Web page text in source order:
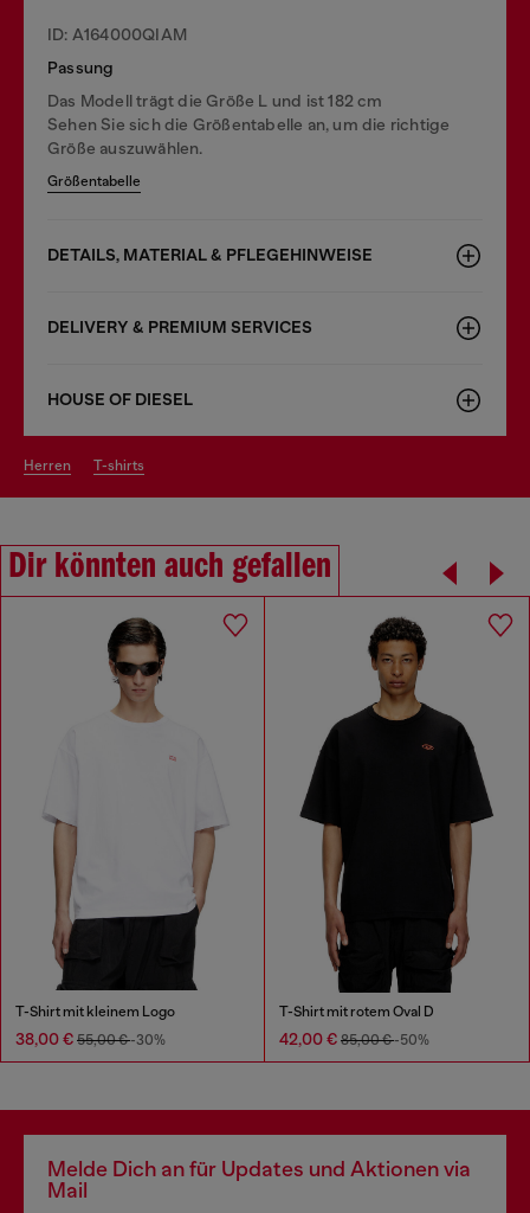
ID: A164000QIAM
Passung
Das Modell trägt die Größe L und ist 182 cm
Sehen Sie sich die Größentabelle an, um die richtige
Größe auszuwählen.
Größentabelle
DETAILS, MATERIAL & PFLEGEHINWEISE
DELIVERY & PREMIUM SERVICES
HOUSE OF DIESEL
herren t-shirts
Dir könnten auch gefallen
T-Shirt mit kleinem Logo
38,00 € 55,00 €-30%
T-Shirt mit rotem Oval D
42,00 € 85,00 €-50%
Melde Dich an für Updates und Aktionen via
Mail